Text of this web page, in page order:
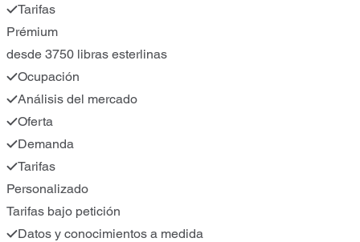
Tarifas
Prémium
desde 3750 libras esterlinas
Ocupación
Análisis del mercado
Oferta
Demanda
Tarifas
Personalizado
Tarifas bajo petición
Datos y conocimientos a medida